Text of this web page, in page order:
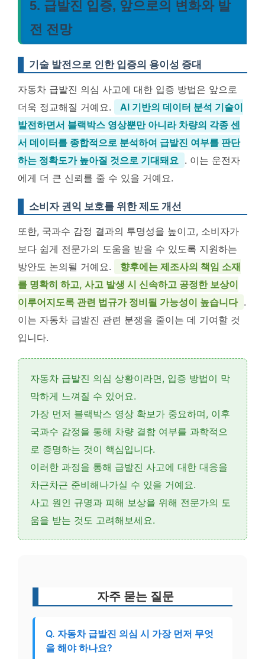
5. 급발진 입증, 앞으로의 변화와 발
전 전망
기술 발전으로 인한 입증의 용이성 증대
자동차 급발진 의심 사고에 대한 입증 방법은 앞으로
더욱 정교해질 거예요.
AI 기반의 데이터 분석 기술이
발전하면서 블랙박스 영상뿐만 아니라 차량의 각종 센
서 데이터를 종합적으로 분석하여 급발진 여부를 판단
하는 정확도가 높아질 것으로 기대돼요 . 이는 운전자
에게 더 큰 신뢰를 줄 수 있을 거예요.
소비자 권익 보호를 위한 제도 개선
또한, 국과수 감정 결과의 투명성을 높이고, 소비자가
보다 쉽게 전문가의 도움을 받을 수 있도록 지원하는
방안도 논의될 거예요.
향후에는 제조사의 책임 소재
를 명확히 하고, 사고 발생 시 신속하고 공정한 보상이
이루어지도록 관련 법규가 정비될 가능성이 높습니다 .
이는 자동차 급발진 관련 분쟁을 줄이는 데 기여할 것
입니다.
자동차 급발진 의심 상황이라면, 입증 방법이 막
막하게 느껴질 수 있어요.
가장 먼저 블랙박스 영상 확보가 중요하며, 이후
국과수 감정을 통해 차량 결함 여부를 과학적으
로 증명하는 것이 핵심입니다.
이러한 과정을 통해 급발진 사고에 대한 대응을
차근차근 준비해나가실 수 있을 거예요.
사고 원인 규명과 피해 보상을 위해 전문가의 도
움을 받는 것도 고려해보세요.
자주 묻는 질문
Q. 자동차 급발진 의심 시 가장 먼저 무엇
을 해야 하나요?